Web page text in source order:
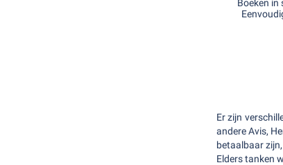
Boeken in
Er zijn
andere Avis,
betaalbaar
Elders tanken